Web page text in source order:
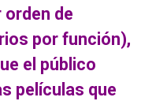
de
por función),
el público
películas que